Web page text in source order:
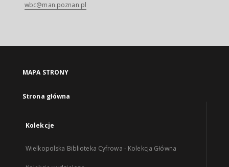
wbc@man.poznan.pl
MAPA STRONY
Strona główna
Kolekcje
Wielkopolska Biblioteka Cyfrowa - Kolekcja Główna